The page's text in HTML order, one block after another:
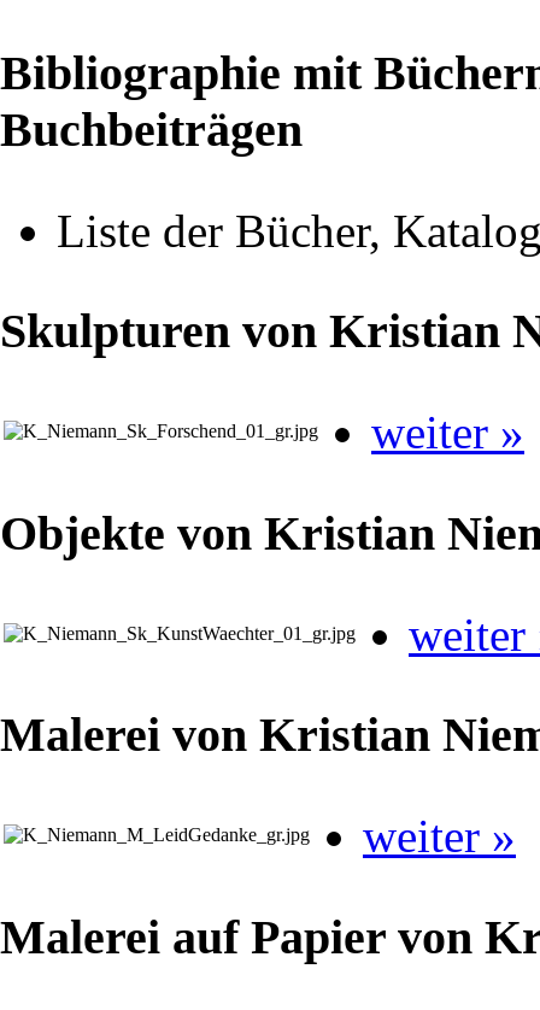
Bibliographie mit
Buchbeiträgen
Liste der Bücher,
Skulpturen von Kristian
weiter »
Objekte von Kristian
weiter
Malerei von Kristian
weiter »
Malerei auf Papier von